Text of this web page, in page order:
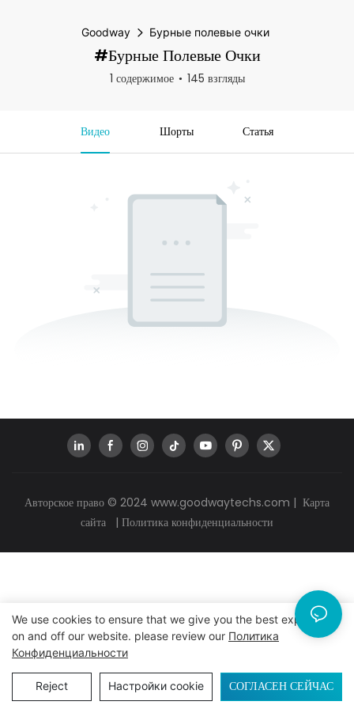
Goodway Бурные полевые очки
#Бурные Полевые Очки
1 содержимое 145 взгляды
Видео Шорты Статья
Авторское право © 2024 www.goodwaytechs.com | Карта
сайта
| Политика конфиденциальности
We use cookies to ensure that we give you the best experience
on and off our website. please review our Политика
Конфиденциальности
Reject Настройки cookie СОГЛАСЕН СЕЙЧАС